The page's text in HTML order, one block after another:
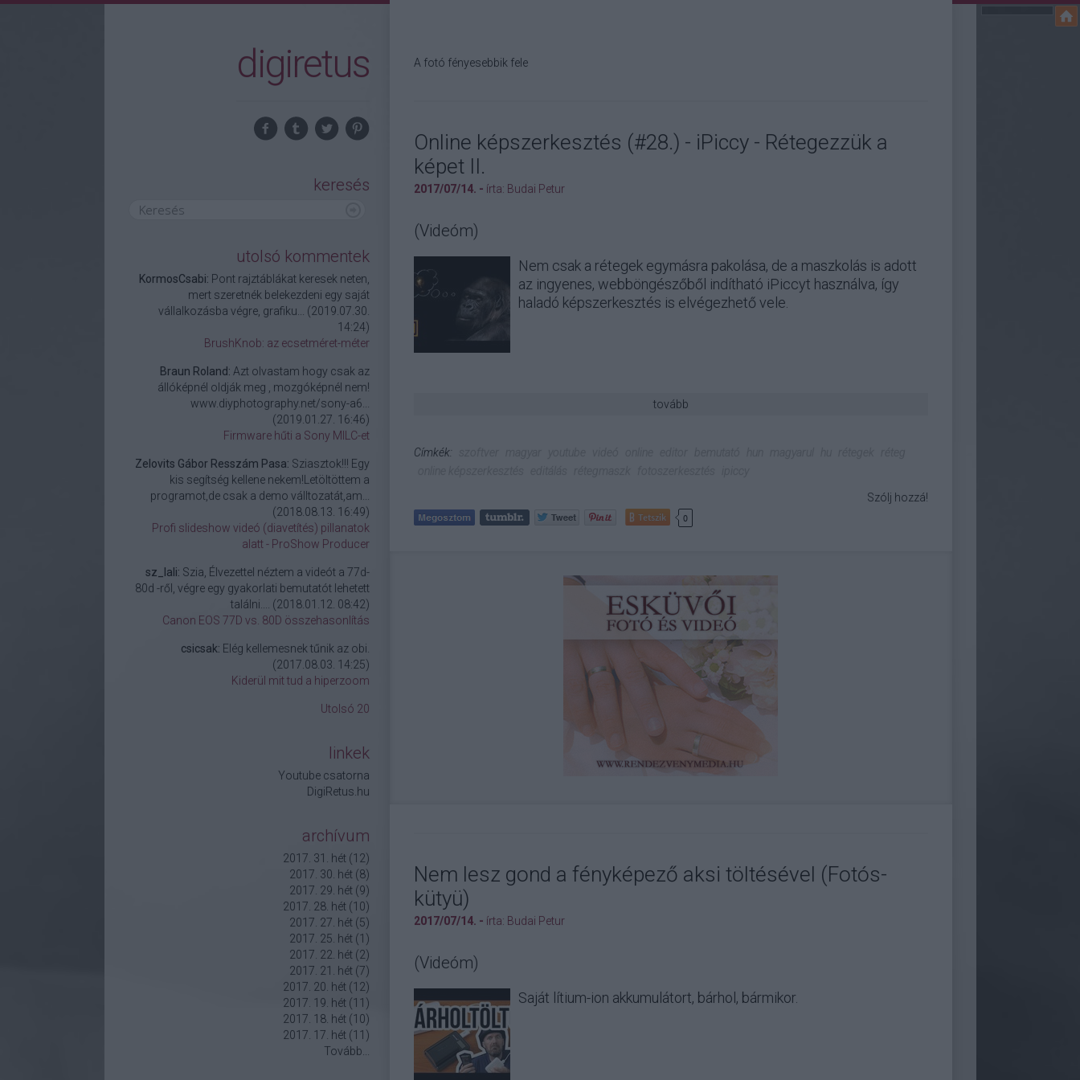
digiretus
keresés
utolsó kommentek
KormosCsabi: Pont rajztáblákat keresek neten,
mert szeretnék belekezdeni egy saját
vállalkozásba végre, grafiku... (2019.07.30.
14:24)
BrushKnob: az ecsetméret-méter
Braun Roland: Azt olvastam hogy csak az
állóképnél oldják meg , mozgóképnél nem!
www.diyphotography.net/sony-a6...
(2019.01.27. 16:46)
Firmware hűti a Sony MILC-et
Zelovits Gábor Resszám Pasa: Sziasztok!!! Egy
kis segítség kellene nekem!Letöltöttem a
programot,de csak a demo válltozatát,am...
(2018.08.13. 16:49)
Profi slideshow videó (diavetítés) pillanatok
alatt - ProShow Producer
sz_lali: Szia, Élvezettel néztem a videót a 77d-
80d -ről, végre egy gyakorlati bemutatót lehetett
találni.... (2018.01.12. 08:42)
Canon EOS 77D vs. 80D összehasonlítás
csicsak: Elég kellemesnek tűnik az obi.
(2017.08.03. 14:25)
Kiderül mit tud a hiperzoom
Utolsó 20
linkek
Youtube csatorna
DigiRetus.hu
archívum
2017. 31. hét (12)
2017. 30. hét (8)
2017. 29. hét (9)
2017. 28. hét (10)
2017. 27. hét (5)
2017. 25. hét (1 )
2017. 22. hét (2)
2017. 21. hét (7)
2017. 20. hét (12)
2017. 19. hét (11 )
2017. 18. hét (10)
2017. 17. hét (11 )
Tovább
A fotó fényesebbik fele
Online képszerkesztés (#28.) - iPiccy - Rétegezzük a
képet II.
2017/07/14. - írta: Budai Petur
(Videóm)
Nem csak a rétegek egymásra pakolása, de a maszkolás is adott
az ingyenes, webböngészőből indítható iPiccyt használva, így
haladó képszerkesztés is elvégezhető vele.
tovább
Címkék:
Tetszik 0
Szólj hozzá!
Nem lesz gond a fényképező aksi töltésével (Fotós-
kütyü)
2017/07/14. - írta: Budai Petur
(Videóm)
Saját lítium-ion akkumulátort, bárhol, bármikor.